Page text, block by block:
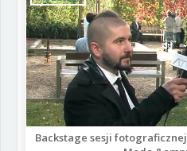
Backstage sesji